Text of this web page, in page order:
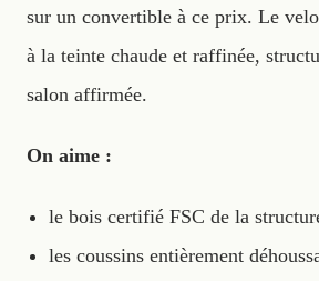
sur un convertible à ce prix. Le
à la teinte chaude et raffinée,
salon affirmée.
On aime :
le bois certifié FSC de la
les coussins entièrement